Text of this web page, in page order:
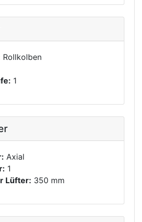
Rollkolben
1
Axial
1
Lüfter: 350 mm